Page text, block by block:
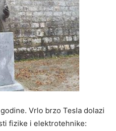
Vrlo brzo Tesla dolazi
fizike i elektrotehnike: